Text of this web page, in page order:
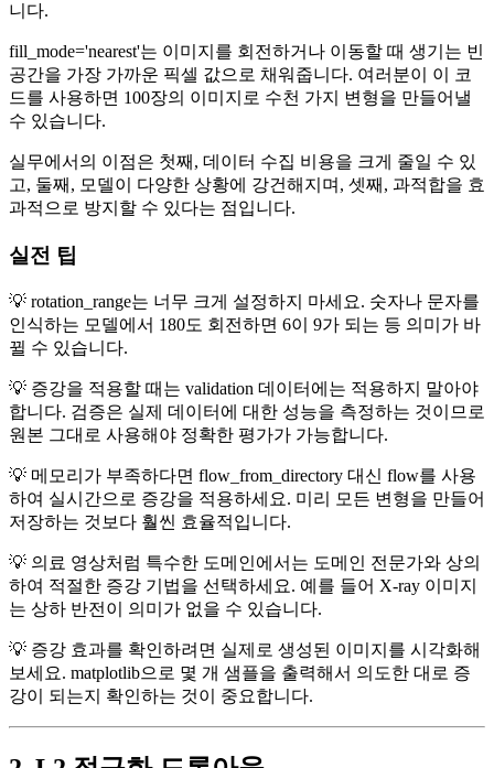
니다.
fill_mode='nearest'는 이미지를 회전하거나 이동할 때 생기는 빈
공간을 가장 가까운 픽셀 값으로 채워줍니다. 여러분이 이 코
드를 사용하면 100장의 이미지로 수천 가지 변형을 만들어낼
수 있습니다.
실무에서의 이점은 첫째, 데이터 수집 비용을 크게 줄일 수 있
고, 둘째, 모델이 다양한 상황에 강건해지며, 셋째, 과적합을 효
과적으로 방지할 수 있다는 점입니다.
실전 팁
💡 rotation_range는 너무 크게 설정하지 마세요. 숫자나 문자를
인식하는 모델에서 180도 회전하면 6이 9가 되는 등 의미가 바
뀔 수 있습니다.
💡 증강을 적용할 때는 validation 데이터에는 적용하지 말아야
합니다. 검증은 실제 데이터에 대한 성능을 측정하는 것이므로
원본 그대로 사용해야 정확한 평가가 가능합니다.
💡 메모리가 부족하다면 flow_from_directory 대신 flow를 사용
하여 실시간으로 증강을 적용하세요. 미리 모든 변형을 만들어
저장하는 것보다 훨씬 효율적입니다.
💡 의료 영상처럼 특수한 도메인에서는 도메인 전문가와 상의
하여 적절한 증강 기법을 선택하세요. 예를 들어 X-ray 이미지
는 상하 반전이 의미가 없을 수 있습니다.
💡 증강 효과를 확인하려면 실제로 생성된 이미지를 시각화해
보세요. matplotlib으로 몇 개 샘플을 출력해서 의도한 대로 증
강이 되는지 확인하는 것이 중요합니다.